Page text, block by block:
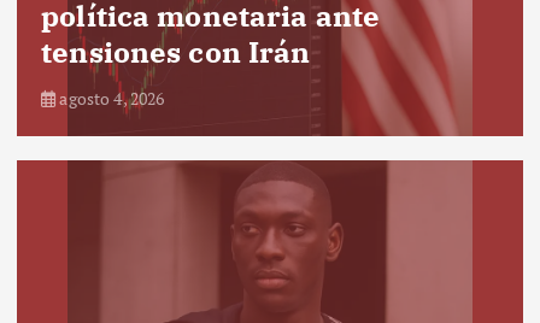
política monetaria ante
tensiones con Irán
agosto 4, 2026